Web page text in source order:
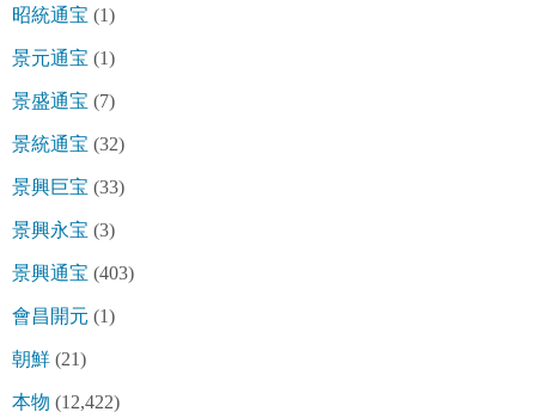
昭統通宝 (1)
景元通宝 (1)
景盛通宝 (7)
景統通宝 (32)
景興巨宝 (33)
景興永宝 (3)
景興通宝 (403)
會昌開元 (1)
朝鮮 (21)
本物 (12,422)